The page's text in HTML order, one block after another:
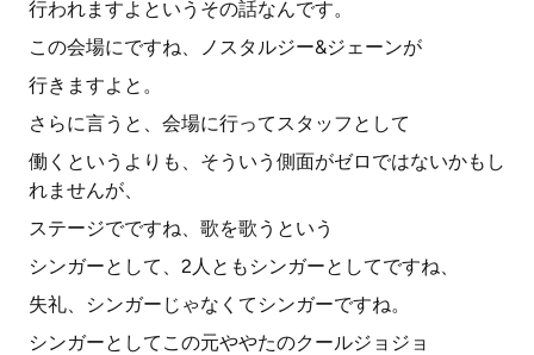
行われますよというその話なんです。
この会場にですね、ノスタルジー&ジェーンが
行きますよと。
さらに言うと、会場に行ってスタッフとして
働くというよりも、そういう側面がゼロではないかもし
れませんが、
ステージでですね、歌を歌うという
シンガーとして、2人ともシンガーとしてですね、
失礼、シンガーじゃなくてシンガーですね。
シンガーとしてこの元ややたのクールジョジョ